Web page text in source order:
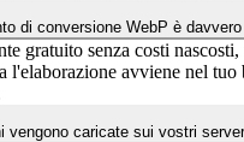
di conversione WebP è
gratuito senza costi
l'elaborazione avviene nel tuo
vengono caricate sui vostri